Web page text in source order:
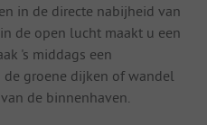
in de directe nabijheid van
de open lucht maakt u een
's middags een
groene dijken of wandel
de binnenhaven.